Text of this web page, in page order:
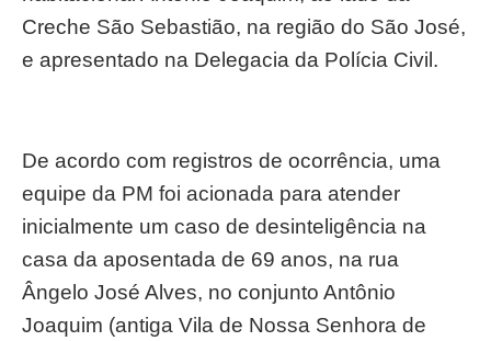
Creche São Sebastião, na região do São José,
e apresentado na Delegacia da Polícia Civil.
De acordo com registros de ocorrência, uma
equipe da PM foi acionada para atender
inicialmente um caso de desinteligência na
casa da aposentada de 69 anos, na rua
Ângelo José Alves, no conjunto Antônio
Joaquim (antiga Vila de Nossa Senhora de